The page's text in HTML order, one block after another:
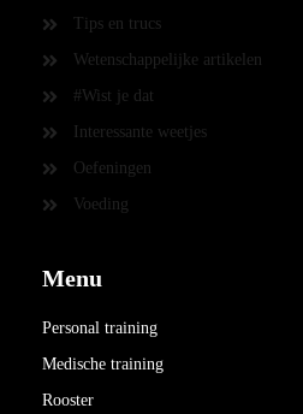
Tips en trucs
Wetenschappelijke artikelen
#Wist je dat
Interessante weetjes
Oefeningen
Voeding
Menu
Personal training
Medische training
Rooster